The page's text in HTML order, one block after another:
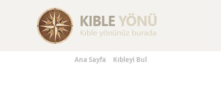
Replica Handbags
Ana Sayfa Kıbleyi Bul